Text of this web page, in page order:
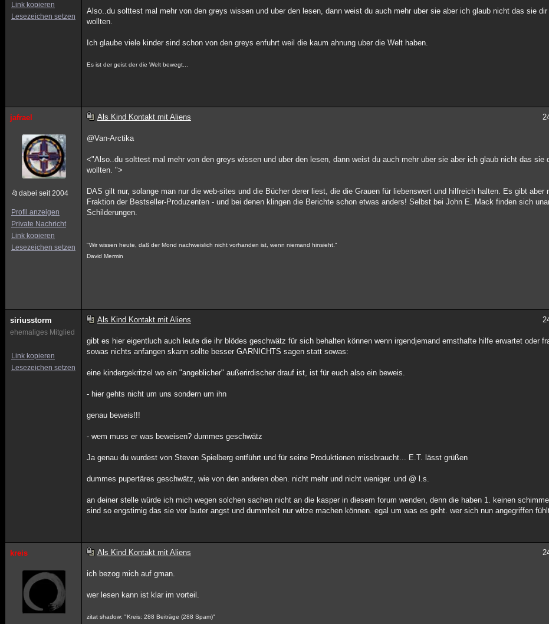
Link kopieren
Lesezeichen setzen
Also..du solttest mal mehr von den greys wissen und uber den lesen, dann weist du auch mehr uber sie aber ich glaub nicht das sie
wollten.
Ich glaube viele kinder sind schon von den greys enfuhrt weil die kaum ahnung uber die Welt haben.
Es ist der geist der die Welt bewegt...
jafrael
dabei seit 2004
Profil anzeigen
Private Nachricht
Link kopieren
Lesezeichen setzen
Als Kind Kontakt mit Aliens
@Van-Arctika
<"Also..du solttest mal mehr von den greys wissen und uber den lesen, dann weist du auch mehr uber sie aber ich glaub nicht das sie
wollten. ">
DAS gilt nur, solange man nur die web-sites und die Bücher derer liest, die die Grauen für liebenswert und hilfreich halten. Es gibt aber
Fraktion der Bestseller-Produzenten - und bei denen klingen die Berichte schon etwas anders! Selbst bei John E. Mack finden sich
Schilderungen.
"Wir wissen heute, daß der Mond nachweislich nicht vorhanden ist, wenn niemand hinsieht."
David Mermin
siriusstorm
ehemaliges Mitglied
Link kopieren
Lesezeichen setzen
Als Kind Kontakt mit Aliens
gibt es hier eigentluch auch leute die ihr blödes geschwätz für sich behalten können wenn irgendjemand ernsthafte hilfe erwartet oder
sowas nichts anfangen skann sollte besser GARNICHTS sagen statt sowas:
eine kindergekritzel wo ein "angeblicher" außerirdischer drauf ist, ist für euch also ein beweis.
- hier gehts nicht um uns sondern um ihn
genau beweis!!!
- wem muss er was beweisen? dummes geschwätz
Ja genau du wurdest von Steven Spielberg entführt und für seine Produktionen missbraucht... E.T. lässt grüßen
dummes pupertäres geschwätz, wie von den anderen oben. nicht mehr und nicht weniger. und @ l.s.
an deiner stelle würde ich mich wegen solchen sachen nicht an die kasper in diesem forum wenden, denn die haben 1. keinen
sind so engstirnig das sie vor lauter angst und dummheit nur witze machen können. egal um was es geht. wer sich nun angegriffen
kreis Als Kind Kontakt mit Aliens
ich bezog mich auf gman.
wer lesen kann ist klar im vorteil.
zitat shadow: "Kreis: 288 Beiträge (288 Spam)"